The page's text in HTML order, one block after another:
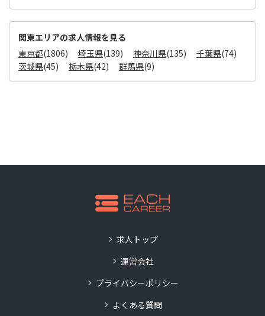
関東エリアの求人情報を見る
東京都(1806) 埼玉県(139) 神奈川県(135) 千葉県(74)
茨城県(45) 栃木県(42) 群馬県(9)
求人トップ
運営会社
プライバシーポリシー
よくある質問